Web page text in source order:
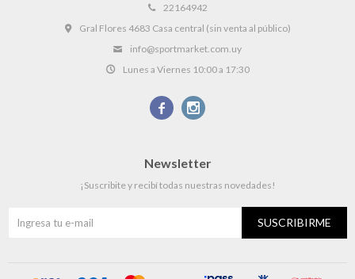
22164942
Gral Flores 4683 Casa central (sin venta al público)
info@sportmarket.com.uy
Lunes a Viernes 10:00 a 17:30
 
Newsletter
¡Suscribite y recibí todas nuestras novedades!
SUSCRIBIRME